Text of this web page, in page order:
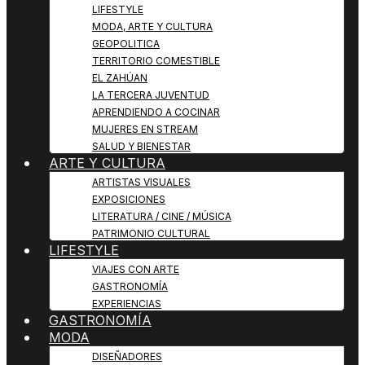
LIFESTYLE
MODA, ARTE Y CULTURA
GEOPOLITICA
TERRITORIO COMESTIBLE
EL ZAHÚAN
LA TERCERA JUVENTUD
APRENDIENDO A COCINAR
MUJERES EN STREAM
SALUD Y BIENESTAR
ARTE Y CULTURA
ARTISTAS VISUALES
EXPOSICIONES
LITERATURA / CINE / MÚSICA
PATRIMONIO CULTURAL
LIFESTYLE
VIAJES CON ARTE
GASTRONOMÍA
EXPERIENCIAS
GASTRONOMÍA
MODA
DISEÑADORES